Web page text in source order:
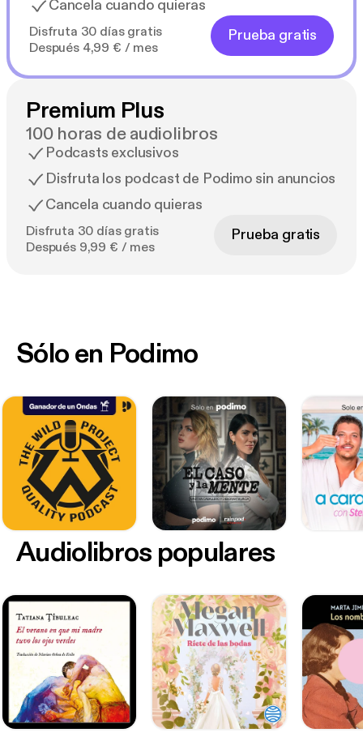
Cancela cuando quieras
Disfruta 30 días gratis
Después 4,99 € / mes
Prueba gratis
Premium Plus
100 horas de audiolibros
Podcasts exclusivos
Disfruta los podcast de Podimo sin anuncios
Cancela cuando quieras
Disfruta 30 días gratis
Después 9,99 € / mes
Prueba gratis
Sólo en Podimo
Audiolibros populares